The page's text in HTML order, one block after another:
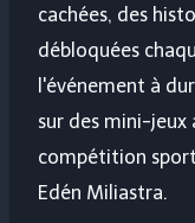
cachées, des
débloquées
l'événement à
sur des mini-jeux
compétition
Edén Miliastra.